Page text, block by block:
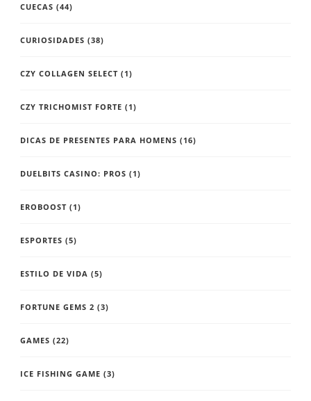
CUECAS (44)
CURIOSIDADES (38)
CZY COLLAGEN SELECT (1)
CZY TRICHOMIST FORTE (1)
DICAS DE PRESENTES PARA HOMENS (16)
DUELBITS CASINO: PROS (1)
EROBOOST (1)
ESPORTES (5)
ESTILO DE VIDA (5)
FORTUNE GEMS 2 (3)
GAMES (22)
ICE FISHING GAME (3)